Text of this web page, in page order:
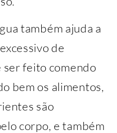
também ajuda a
de
ser feito comendo
bem os alimentos,
são
corpo, e também